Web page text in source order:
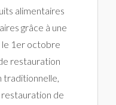
alimentaires
grâce à une
le 1er octobre
restauration
traditionnelle,
de